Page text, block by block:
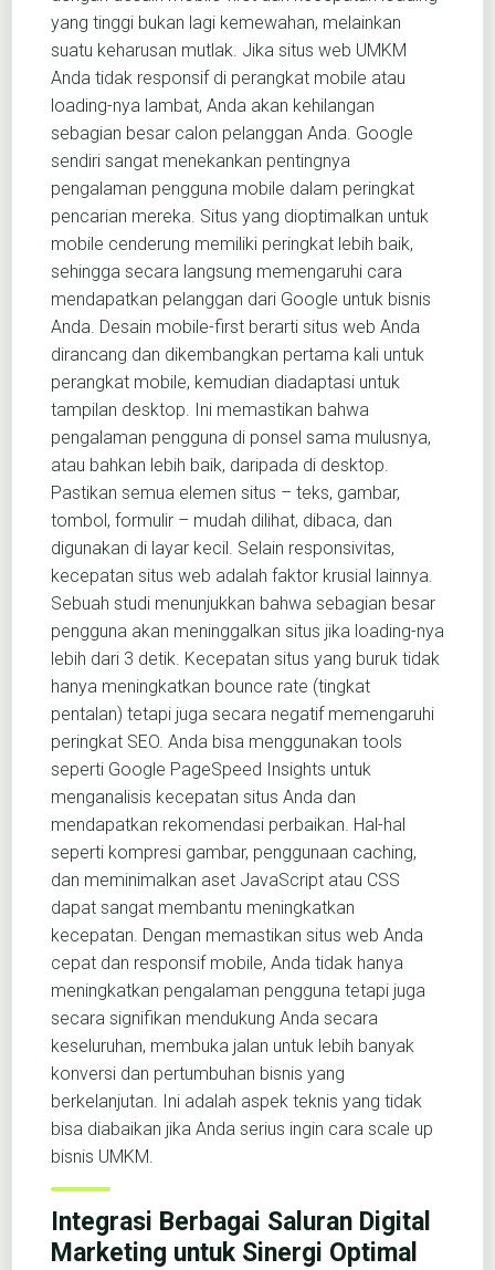
yang tinggi bukan lagi kemewahan, melainkan
suatu keharusan mutlak. Jika situs web UMKM
Anda tidak responsif di perangkat mobile atau
loading-nya lambat, Anda akan kehilangan
sebagian besar calon pelanggan Anda. Google
sendiri sangat menekankan pentingnya
pengalaman pengguna mobile dalam peringkat
pencarian mereka. Situs yang dioptimalkan untuk
mobile cenderung memiliki peringkat lebih baik,
sehingga secara langsung memengaruhi cara
mendapatkan pelanggan dari Google untuk bisnis
Anda. Desain mobile-first berarti situs web Anda
dirancang dan dikembangkan pertama kali untuk
perangkat mobile, kemudian diadaptasi untuk
tampilan desktop. Ini memastikan bahwa
pengalaman pengguna di ponsel sama mulusnya,
atau bahkan lebih baik, daripada di desktop.
Pastikan semua elemen situs – teks, gambar,
tombol, formulir – mudah dilihat, dibaca, dan
digunakan di layar kecil. Selain responsivitas,
kecepatan situs web adalah faktor krusial lainnya.
Sebuah studi menunjukkan bahwa sebagian besar
pengguna akan meninggalkan situs jika loading-nya
lebih dari 3 detik. Kecepatan situs yang buruk tidak
hanya meningkatkan bounce rate (tingkat
pentalan) tetapi juga secara negatif memengaruhi
peringkat SEO. Anda bisa menggunakan tools
seperti Google PageSpeed Insights untuk
menganalisis kecepatan situs Anda dan
mendapatkan rekomendasi perbaikan. Hal-hal
seperti kompresi gambar, penggunaan caching,
dan meminimalkan aset JavaScript atau CSS
dapat sangat membantu meningkatkan
kecepatan. Dengan memastikan situs web Anda
cepat dan responsif mobile, Anda tidak hanya
meningkatkan pengalaman pengguna tetapi juga
secara signifikan mendukung Anda secara
keseluruhan, membuka jalan untuk lebih banyak
konversi dan pertumbuhan bisnis yang
berkelanjutan. Ini adalah aspek teknis yang tidak
bisa diabaikan jika Anda serius ingin cara scale up
bisnis UMKM.
Integrasi Berbagai Saluran Digital
Marketing untuk Sinergi Optimal